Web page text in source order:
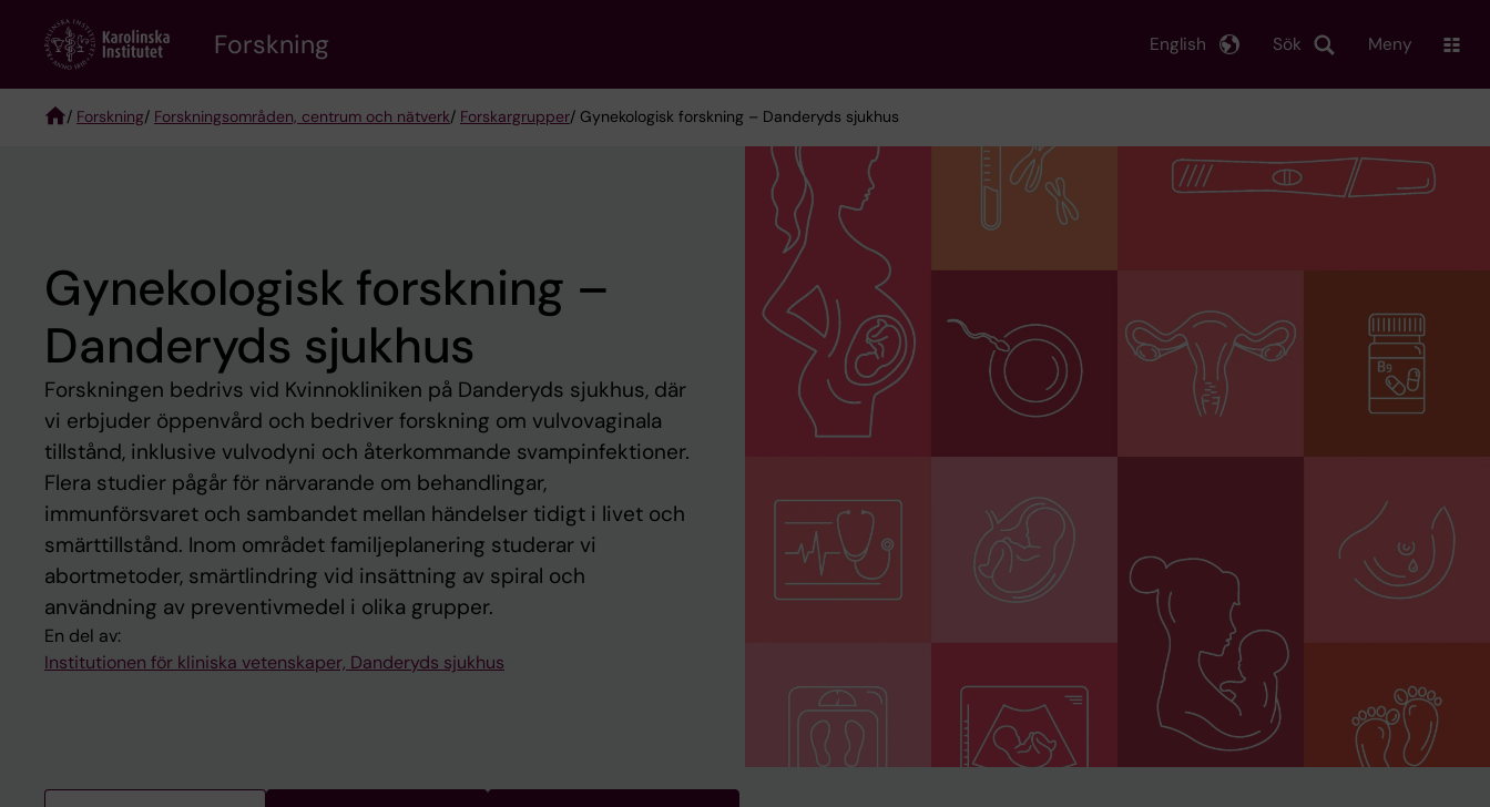
content
Forskning Sök
English Meny
/ Forskning/ Forskningsområden, centrum och nätverk/ Forskargrupper/ Gynekologisk forskning – Danderyds sjukhus
Gynekologisk forskning –
Danderyds sjukhus
Forskningen bedrivs vid Kvinnokliniken på Danderyds sjukhus, där
vi erbjuder öppenvård och bedriver forskning om vulvovaginala
tillstånd, inklusive vulvodyni och återkommande svampinfektioner.
Flera studier pågår för närvarande om behandlingar,
immunförsvaret och sambandet mellan händelser tidigt i livet och
smärttillstånd. Inom området familjeplanering studerar vi
abortmetoder, smärtlindring vid insättning av spiral och
användning av preventivmedel i olika grupper.
En del av:
Institutionen för kliniska vetenskaper, Danderyds sjukhus